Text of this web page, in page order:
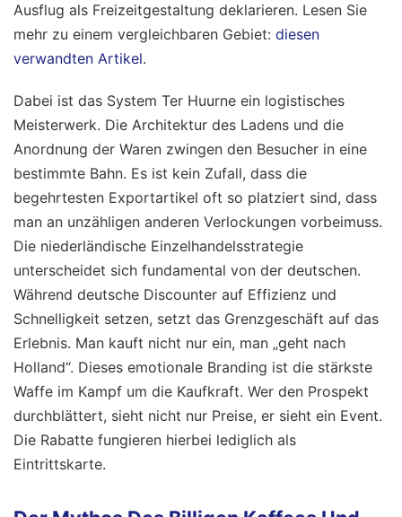
Ausflug als Freizeitgestaltung deklarieren. Lesen Sie
mehr zu einem vergleichbaren Gebiet: diesen
verwandten Artikel.
Dabei ist das System Ter Huurne ein logistisches
Meisterwerk. Die Architektur des Ladens und die
Anordnung der Waren zwingen den Besucher in eine
bestimmte Bahn. Es ist kein Zufall, dass die
begehrtesten Exportartikel oft so platziert sind, dass
man an unzähligen anderen Verlockungen vorbeimuss.
Die niederländische Einzelhandelsstrategie
unterscheidet sich fundamental von der deutschen.
Während deutsche Discounter auf Effizienz und
Schnelligkeit setzen, setzt das Grenzgeschäft auf das
Erlebnis. Man kauft nicht nur ein, man „geht nach
Holland“. Dieses emotionale Branding ist die stärkste
Waffe im Kampf um die Kaufkraft. Wer den Prospekt
durchblättert, sieht nicht nur Preise, er sieht ein Event.
Die Rabatte fungieren hierbei lediglich als
Eintrittskarte.